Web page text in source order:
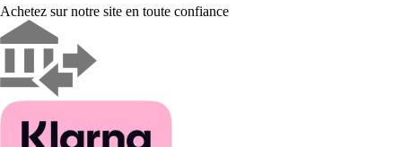
Achetez sur notre site en toute confiance